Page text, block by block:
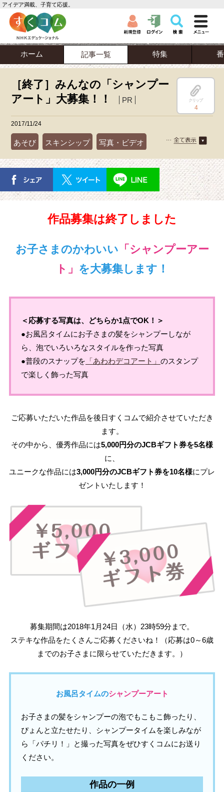
アイデア満載、子育て応援。
ホーム 記事一覧 特集
［終了］みんなの「シャンプー
アート」大募集！！
PR クリップ
4
2017/11/24
あそび スキンシップ 写真・ビデオ
作品募集は終了しました
お子さまのかわいい 「シャンプーアー
ト」 を大募集します！
＜応募する写真は、どちらか1点でOK！＞
●お風呂タイムにお子さまの髪をシャンプーしなが
ら、泡でいろいろなスタイルを作った写真
●普段のスナップを 「あわわデコアート」 のスタンプ
で楽しく飾った写真
ご応募いただいた作品を後日すくコムで紹介させていただき
ます。
その中から、優秀作品には5,000円分のJCBギフト券を5名様
に、
ユニークな作品には3,000円分のJCBギフト券を10名様にプレ
ゼントいたします！
募集期間は2018年1月24日（水）23時59分まで。
ステキな作品をたくさんご応募くださいね！（応募は0～6歳
までのお子さまに限らせていただきます。）
お風呂タイムのシャンプーアート
お子さまの髪をシャンプーの泡でもこもこ飾ったり、
ぴょんと立たせたり、シャンプータイムを楽しみなが
ら「パチリ！」と撮った写真をぜひすくコムにお送り
ください。
作品の一例